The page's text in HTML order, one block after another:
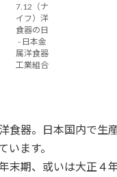
7.12（ナ
イフ）洋
食器の日
- 日本金
属洋食器
工業組合
食器。日本国内で生
ます。
末期、或いは大正４